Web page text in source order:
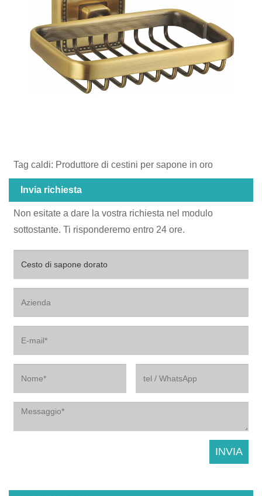
Tag caldi: Produttore di cestini per sapone in oro
Invia richiesta
Non esitate a dare la vostra richiesta nel modulo
sottostante. Ti risponderemo entro 24 ore.